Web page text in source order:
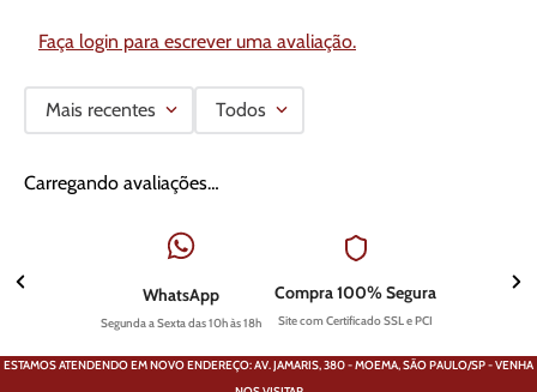
Faça login para escrever uma avaliação.
Mais recentes Todos
Carregando avaliações…
WhatsApp
Segunda a Sexta das 10h às 18h
Compra 100% Segura
Site com Certificado SSL e PCI
ESTAMOS ATENDENDO EM NOVO ENDEREÇO: AV. JAMARIS, 380 - MOEMA, SÃO PAULO/SP - VENHA